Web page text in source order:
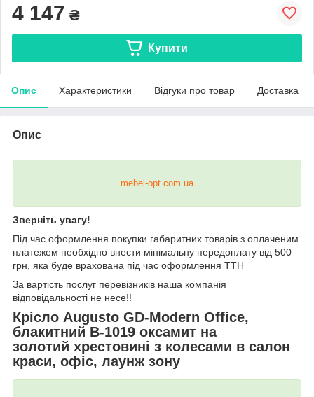
4 147 ₴
Купити
Опис Характеристики Відгуки про товар Доставка
Опис
mebel-opt.com.ua
Зверніть увагу!
Під час оформлення покупки габаритних товарів з оплаченим
платежем необхідно внести мінімальну передоплату від 500
грн, яка буде врахована під час оформлення ТТН
За вартість послуг перевізників наша компанія
відповідальності не несе!!
Крісло Augusto GD-Modern Office,
блакитний В-1019 оксамит на
золотий хрестовині з колесами в салон
краси, офіс, лаунж зону